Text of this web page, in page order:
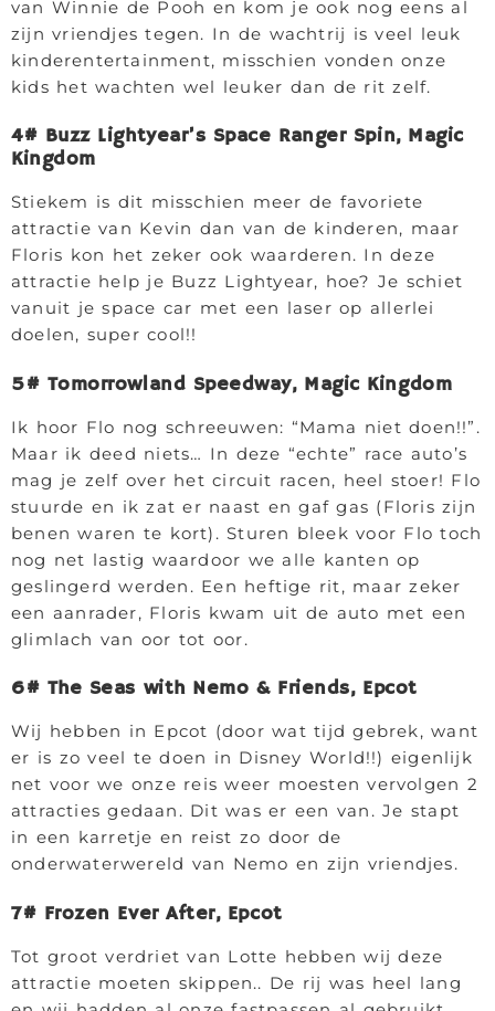
van Winnie de Pooh en kom je ook nog eens al
zijn vriendjes tegen. In de wachtrij is veel leuk
kinderentertainment, misschien vonden onze
kids het wachten wel leuker dan de rit zelf.
4# Buzz Lightyear’s Space Ranger Spin, Magic
Kingdom
Stiekem is dit misschien meer de favoriete
attractie van Kevin dan van de kinderen, maar
Floris kon het zeker ook waarderen. In deze
attractie help je Buzz Lightyear, hoe? Je schiet
vanuit je space car met een laser op allerlei
doelen, super cool!!
5# Tomorrowland Speedway, Magic Kingdom
Ik hoor Flo nog schreeuwen: “Mama niet doen!!”.
Maar ik deed niets… In deze “echte” race auto’s
mag je zelf over het circuit racen, heel stoer! Flo
stuurde en ik zat er naast en gaf gas (Floris zijn
benen waren te kort). Sturen bleek voor Flo toch
nog net lastig waardoor we alle kanten op
geslingerd werden. Een heftige rit, maar zeker
een aanrader, Floris kwam uit de auto met een
glimlach van oor tot oor.
6# The Seas with Nemo & Friends, Epcot
Wij hebben in Epcot (door wat tijd gebrek, want
er is zo veel te doen in Disney World!!) eigenlijk
net voor we onze reis weer moesten vervolgen 2
attracties gedaan. Dit was er een van. Je stapt
in een karretje en reist zo door de
onderwaterwereld van Nemo en zijn vriendjes.
7# Frozen Ever After, Epcot
Tot groot verdriet van Lotte hebben wij deze
attractie moeten skippen.. De rij was heel lang